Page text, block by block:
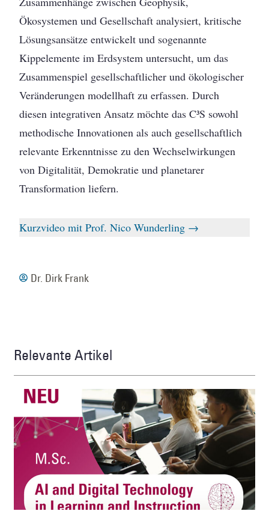
Ökosystemen und Gesellschaft analysiert, kritische
Lösungsansätze entwickelt und sogenannte
Kippelemente im Erdsystem untersucht, um das
Zusammenspiel gesellschaftlicher und ökologischer
Veränderungen modellhaft zu erfassen. Durch
diesen integrativen Ansatz möchte das C³S sowohl
methodische Innovationen als auch gesellschaftlich
relevante Erkenntnisse zu den Wechselwirkungen
von Digitalität, Demokratie und planetarer
Transformation liefern.
Kurzvideo mit Prof. Nico Wunderling →
Dr. Dirk Frank
Relevante Artikel